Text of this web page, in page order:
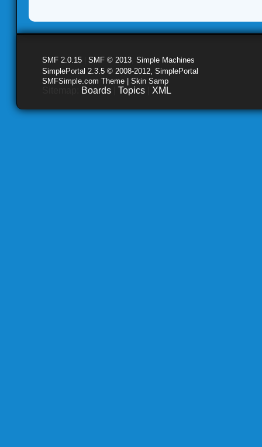
SMF 2.0.15 SMF © 2013 Simple Machines
SimplePortal 2.3.5 © 2008-2012, SimplePortal
SMFSimple.com Theme | Skin Samp
Boards Topics XML